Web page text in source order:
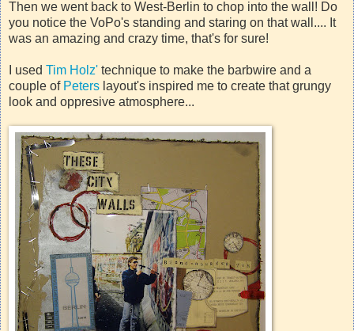
Then we went back to West-Berlin to chop into the wall! Do
you notice the VoPo's standing and staring on that wall.... It
was an amazing and crazy time, that's for sure!
I used Tim Holz' technique to make the barbwire and a
couple of Peters layout's inspired me to create that grungy
look and oppresive atmosphere...